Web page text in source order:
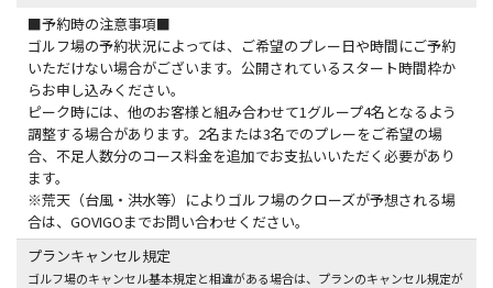
■予約時の注意事項■
ゴルフ場の予約状況によっては、ご希望のプレー日や時間にご予約
いただけない場合がございます。公開されているスタート時間枠か
らお申し込みください。
ピーク時には、他のお客様と組み合わせて1グループ4名となるよう
調整する場合があります。2名または3名でのプレーをご希望の場
合、不足人数分のコース料金を追加でお支払いいただく必要があり
ます。
※荒天（台風・洪水等）によりゴルフ場のクローズが予想される場
合は、GOVIGOまでお問い合わせください。
プランキャンセル規定
ゴルフ場のキャンセル基本規定と相違がある場合は、プランのキャンセル規定が